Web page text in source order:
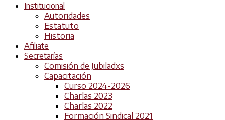
Institucional
Autoridades
Estatuto
Historia
Afiliate
Secretarías
Comisión de Jubiladxs
Capacitación
Curso 2024-2026
Charlas 2023
Charlas 2022
Formación Sindical 2021